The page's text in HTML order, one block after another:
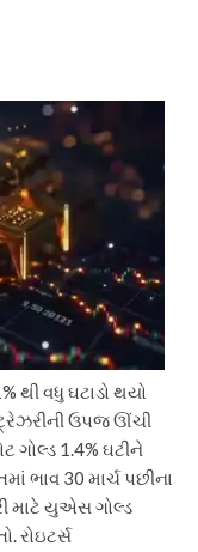
થી વધુ ઘટાડો થયો
ઉપજ ઊંચી
ગોલ્ડ 1.4% ઘટીને
ભાવ 30 માર્ચ પછીના
માટે યુએસ ગોલ્ડ
રોઇટર્સ